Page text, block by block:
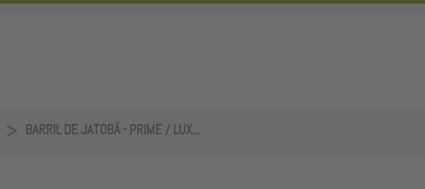
BARRIL DE JATOBÁ - PRIME / LUX...